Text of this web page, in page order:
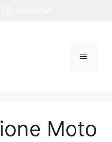
Menu
Moto